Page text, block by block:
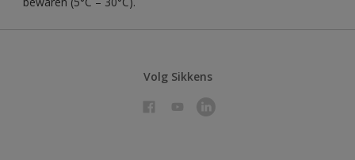
Volg Sikkens